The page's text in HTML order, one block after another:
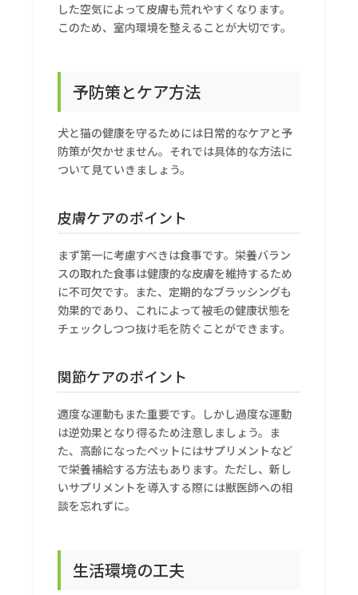
した空気によって皮膚も荒れやすくなります。
このため、室内環境を整えることが大切です。
予防策とケア方法
犬と猫の健康を守るためには日常的なケアと予
防策が欠かせません。それでは具体的な方法に
ついて見ていきましょう。
皮膚ケアのポイント
まず第一に考慮すべきは食事です。栄養バラン
スの取れた食事は健康的な皮膚を維持するため
に不可欠です。また、定期的なブラッシングも
効果的であり、これによって被毛の健康状態を
チェックしつつ抜け毛を防ぐことができます。
関節ケアのポイント
適度な運動もまた重要です。しかし過度な運動
は逆効果となり得るため注意しましょう。ま
た、高齢になったペットにはサプリメントなど
で栄養補給する方法もあります。ただし、新し
いサプリメントを導入する際には獣医師への相
談を忘れずに。
生活環境の工夫